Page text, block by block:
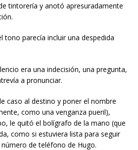
tintorería y anotó apresuradamente
tono parecía incluir una despedida
era una indecisión, una pregunta,
a pronunciar.
caso al destino y poner el nombre
como una venganza pueril),
le quitó el bolígrafo de la mano (que
como si estuviera lista para seguir
de teléfono de Hugo.